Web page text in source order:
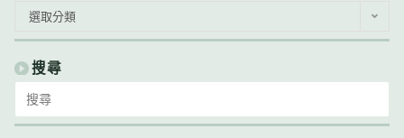
類
別
選取分類
搜尋
for: